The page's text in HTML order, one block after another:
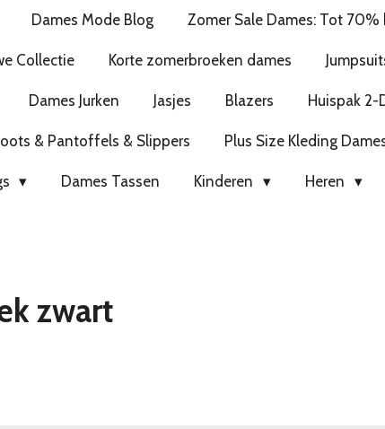
Dames Mode Blog Zomer Sale Dames: Tot
Collectie Korte zomerbroeken dames
Dames Jurken Jasjes Blazers Huispak 2-
& Pantoffels & Slippers Plus Size Kleding
Dames Tassen Kinderen Heren
zwart